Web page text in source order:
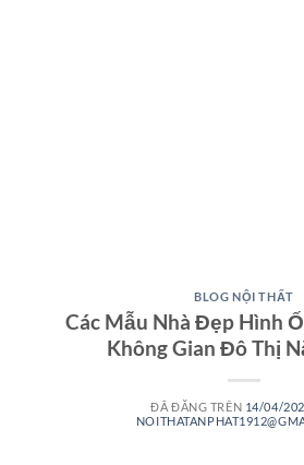
BLOG NỘI THẤT
Các Mẫu Nhà Đẹp Hình
Không Gian Đô Thị
ĐÃ ĐĂNG TRÊN 14/04/